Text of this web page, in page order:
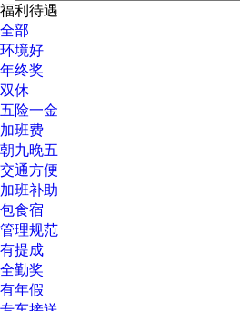
福利待遇
全部
环境好
年终奖
双休
五险一金
加班费
朝九晚五
交通方便
加班补助
包食宿
管理规范
有提成
全勤奖
有年假